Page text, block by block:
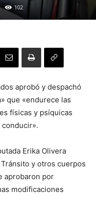
102
aprobó y despachó
que «endurece las
físicas y psíquicas
Erika Olivera
y otros cuerpos
aprobaron por
modificaciones